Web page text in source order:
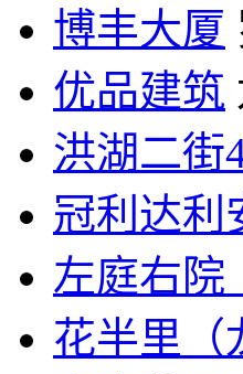
博丰大厦
优品建筑
洪湖二街
冠利达利
左庭右院
花半里（